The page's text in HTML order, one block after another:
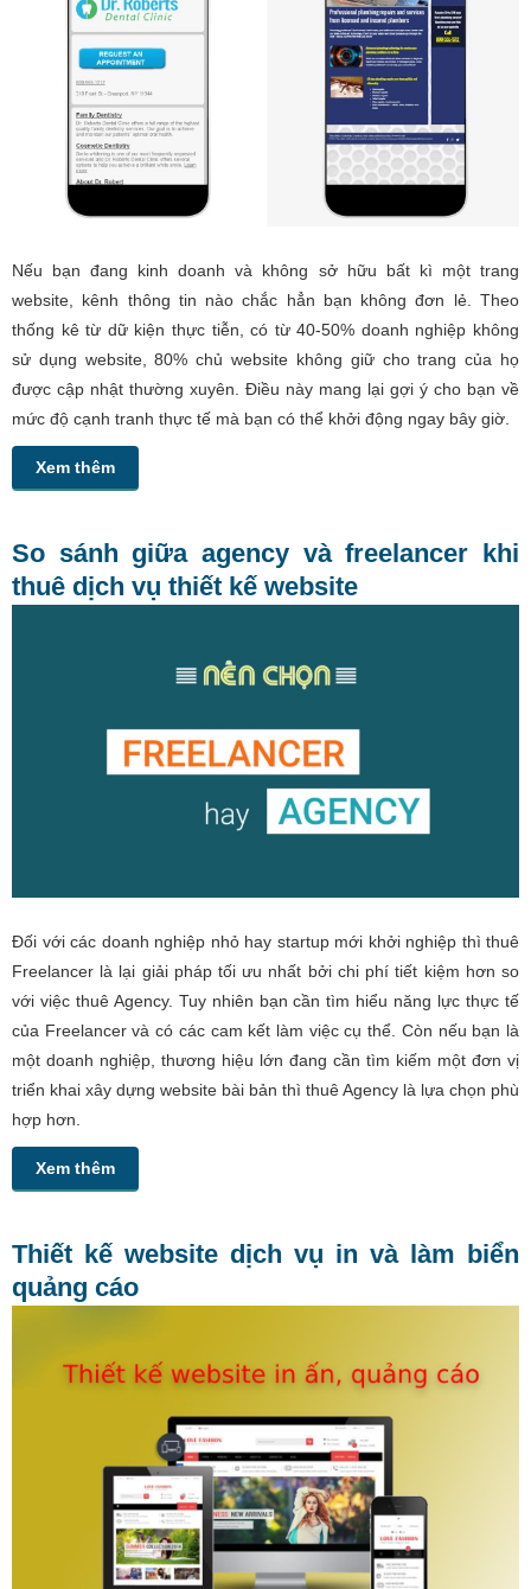
Nếu bạn đang kinh doanh và không sở hữu bất kì một trang
website, kênh thông tin nào chắc hẳn bạn không đơn lẻ. Theo
thống kê từ dữ kiện thực tiễn, có từ 40-50% doanh nghiệp không
sử dụng website, 80% chủ website không giữ cho trang của họ
được cập nhật thường xuyên. Điều này mang lại gợi ý cho bạn về
mức độ cạnh tranh thực tế mà bạn có thể khởi động ngay bây giờ.
Xem thêm
So sánh giữa agency và freelancer khi
thuê dịch vụ thiết kế website
Đối với các doanh nghiệp nhỏ hay startup mới khởi nghiệp thì thuê
Freelancer là lại giải pháp tối ưu nhất bởi chi phí tiết kiệm hơn so
với việc thuê Agency. Tuy nhiên bạn cần tìm hiểu năng lực thực tế
của Freelancer và có các cam kết làm việc cụ thể. Còn nếu bạn là
một doanh nghiệp, thương hiệu lớn đang cần tìm kiếm một đơn vị
triển khai xây dựng website bài bản thì thuê Agency là lựa chọn phù
hợp hơn.
Xem thêm
Thiết kế website dịch vụ in và làm biển
quảng cáo